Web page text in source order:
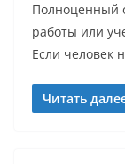
Полноценный
работы или
Если человек
Читать